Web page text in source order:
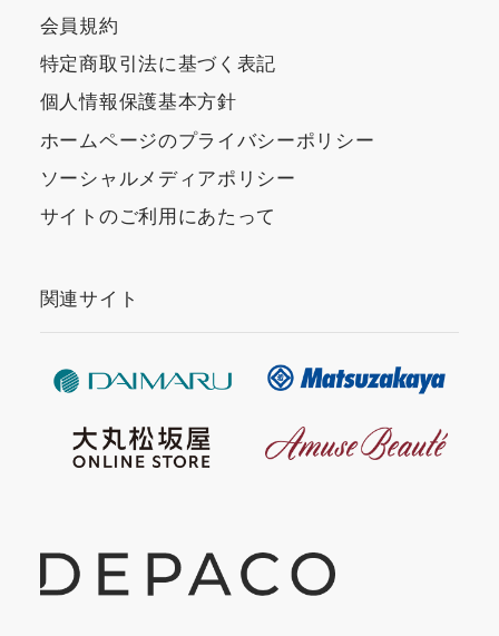
会員規約
特定商取引法に基づく表記
個人情報保護基本方針
ホームページのプライバシーポリシー
ソーシャルメディアポリシー
サイトのご利用にあたって
関連サイト